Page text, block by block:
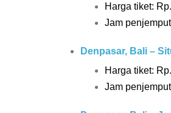
Harga tiket: Rp.
Jam
Denpasar, Bali –
Harga tiket: Rp.
Jam